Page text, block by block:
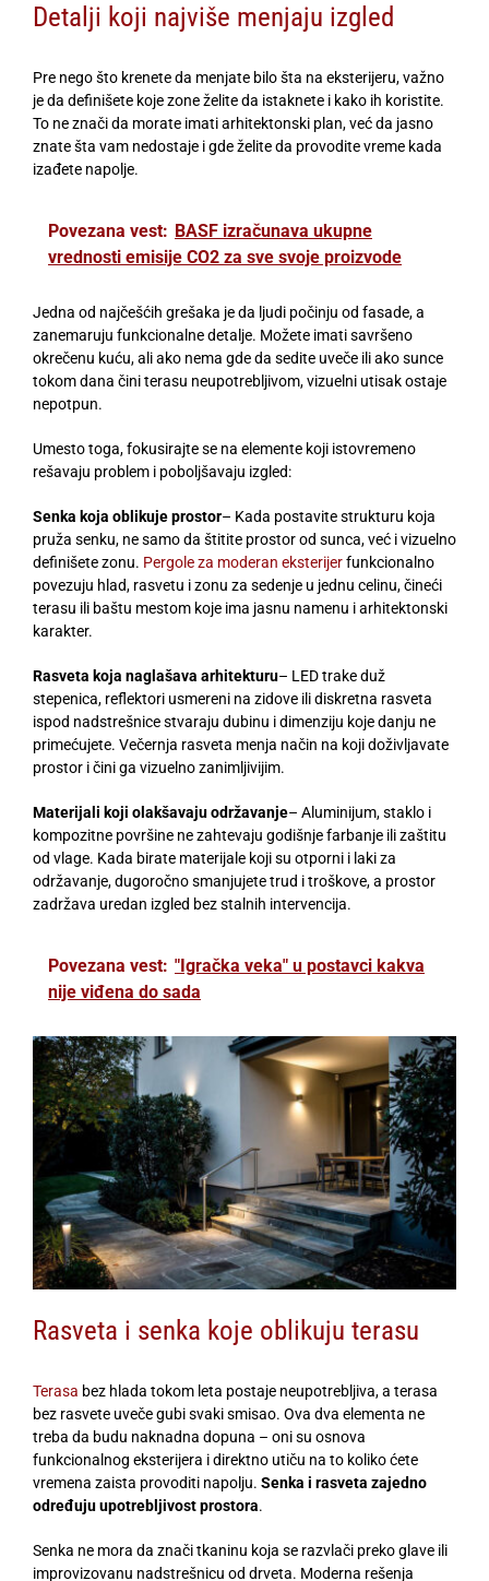
Detalji koji najviše menjaju izgled
Pre nego što krenete da menjate bilo šta na eksterijeru, važno
je da definišete koje zone želite da istaknete i kako ih koristite.
To ne znači da morate imati arhitektonski plan, već da jasno
znate šta vam nedostaje i gde želite da provodite vreme kada
izađete napolje.
Povezana vest: BASF izračunava ukupne
vrednosti emisije CO2 za sve svoje proizvode
Jedna od najčešćih grešaka je da ljudi počinju od fasade, a
zanemaruju funkcionalne detalje. Možete imati savršeno
okrečenu kuću, ali ako nema gde da sedite uveče ili ako sunce
tokom dana čini terasu neupotrebljivom, vizuelni utisak ostaje
nepotpun.
Umesto toga, fokusirajte se na elemente koji istovremeno
rešavaju problem i poboljšavaju izgled:
Senka koja oblikuje prostor– Kada postavite strukturu koja
pruža senku, ne samo da štitite prostor od sunca, već i vizuelno
definišete zonu. Pergole za moderan eksterijerfunkcionalno
povezuju hlad, rasvetu i zonu za sedenje u jednu celinu, čineći
terasu ili baštu mestom koje ima jasnu namenu i arhitektonski
karakter.
Rasveta koja naglašava arhitekturu– LED trake duž
stepenica, reflektori usmereni na zidove ili diskretna rasveta
ispod nadstrešnice stvaraju dubinu i dimenziju koje danju ne
primećujete. Večernja rasveta menja način na koji doživljavate
prostor i čini ga vizuelno zanimljivijim.
Materijali koji olakšavaju održavanje– Aluminijum, staklo i
kompozitne površine ne zahtevaju godišnje farbanje ili zaštitu
od vlage. Kada birate materijale koji su otporni i laki za
održavanje, dugoročno smanjujete trud i troškove, a prostor
zadržava uredan izgled bez stalnih intervencija.
Povezana vest: "Igračka veka" u postavci kakva
nije viđena do sada
Rasveta i senka koje oblikuju terasu
Terasa bez hlada tokom leta postaje neupotrebljiva, a terasa
bez rasvete uveče gubi svaki smisao. Ova dva elementa ne
treba da budu naknadna dopuna – oni su osnova
funkcionalnog eksterijera i direktno utiču na to koliko ćete
vremena zaista provoditi napolju. Senka i rasveta zajedno
određuju upotrebljivost prostora.
Senka ne mora da znači tkaninu koja se razvlači preko glave ili
improvizovanu nadstrešnicu od drveta. Moderna rešenja